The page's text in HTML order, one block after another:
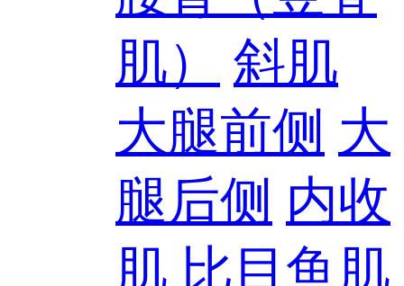
肌）
斜肌
大腿前侧 大
腿后侧 内收
肌 比目鱼肌